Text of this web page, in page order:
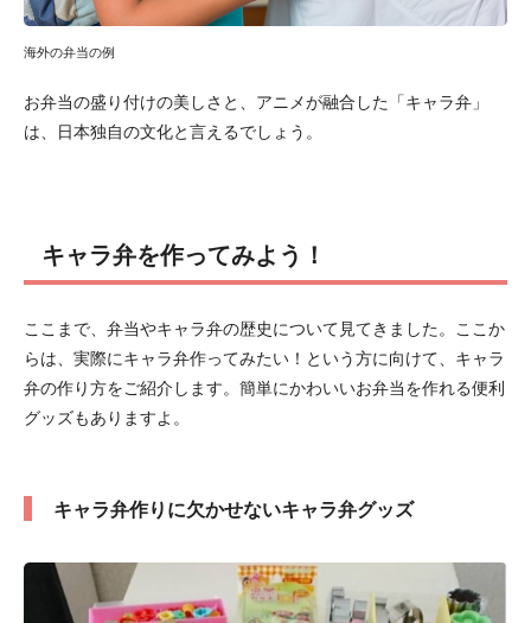
海外の弁当の例
お弁当の盛り付けの美しさと、アニメが融合した「キャラ弁」
は、日本独自の文化と言えるでしょう。
キャラ弁を作ってみよう！
ここまで、弁当やキャラ弁の歴史について見てきました。ここか
らは、実際にキャラ弁作ってみたい！という方に向けて、キャラ
弁の作り方をご紹介します。簡単にかわいいお弁当を作れる便利
グッズもありますよ。
キャラ弁作りに欠かせないキャラ弁グッズ